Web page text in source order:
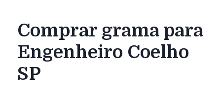
Comprar grama para
Engenheiro Coelho
SP